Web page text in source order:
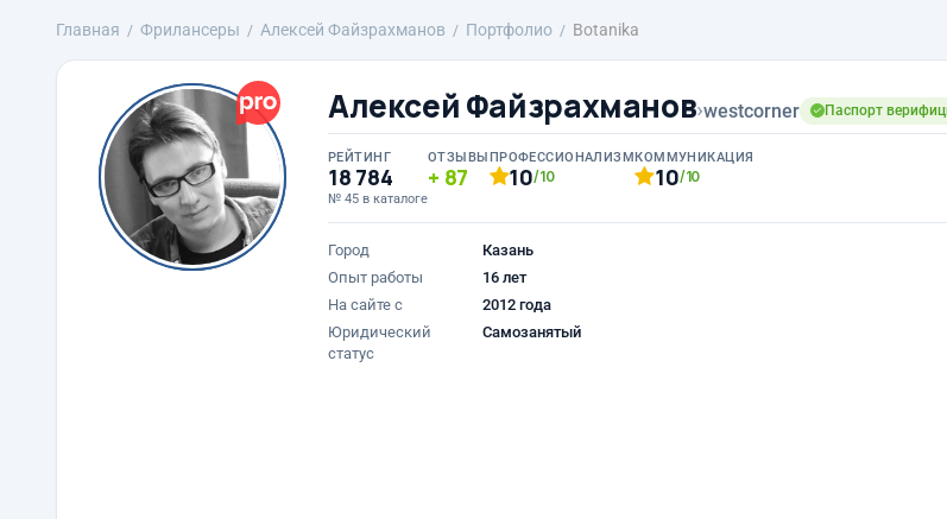
Главная Фрилансеры Алексей Файзрахманов Портфолио Botanika
Алексей Файзрахманов›westcorner Паспорт
РЕЙТИНГ
18 784
№ 45 в каталоге
ОТЗЫВЫ
87
ПРОФЕССИОНАЛИЗМ
10/10
КОММУНИКАЦИЯ
10/10
Город
Казань
Опыт работы
16 лет
На сайте с
2012 года
Юридический
статус
Самозанятый